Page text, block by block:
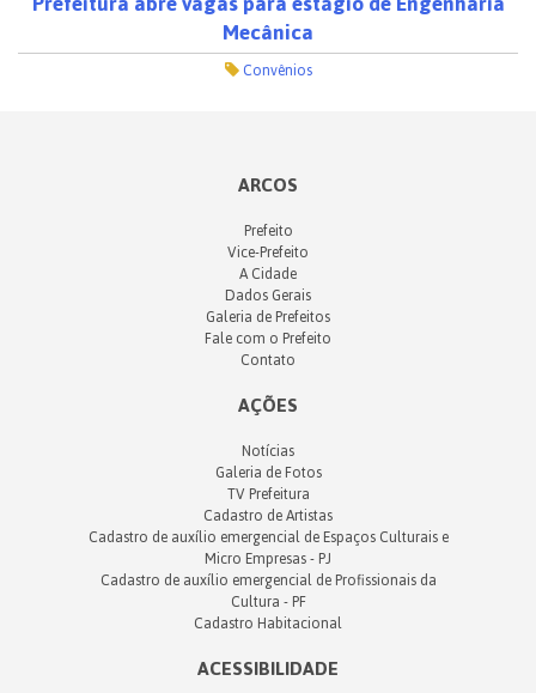
Mecânica
Convênios
ARCOS
Prefeito
Vice-Prefeito
A Cidade
Dados Gerais
Galeria de Prefeitos
Fale com o Prefeito
Contato
AÇÕES
Notícias
Galeria de Fotos
TV Prefeitura
Cadastro de Artistas
Cadastro de auxílio emergencial de Espaços Culturais e
Micro Empresas - PJ
Cadastro de auxílio emergencial de Profissionais da
Cultura - PF
Cadastro Habitacional
ACESSIBILIDADE